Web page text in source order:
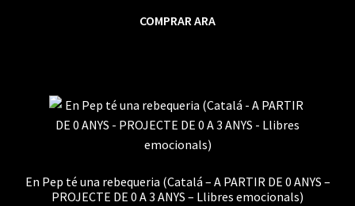
originalactual
COMPRAR ARA
En Pep té una rebequeria (Catalá – A PARTIR DE 0 ANYS –
PROJECTE DE 0 A 3 ANYS – Llibres emocionals)